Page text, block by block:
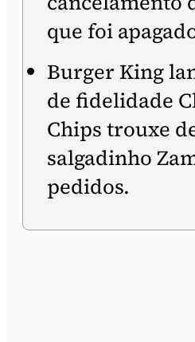
que foi
Burger King
de fidelidade
Chips trouxe
salgadinho
pedidos.